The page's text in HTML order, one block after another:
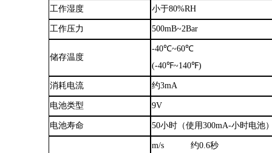
工作湿度 小于80%RH
工作压力 500mB~2Bar
储存温度
-40℃~60℃
(-40℉~140℉)
消耗电流 约3mA
电池类型 9V
电池寿命 50小时 （使用300mA-小时电池
m/s 约0.6秒